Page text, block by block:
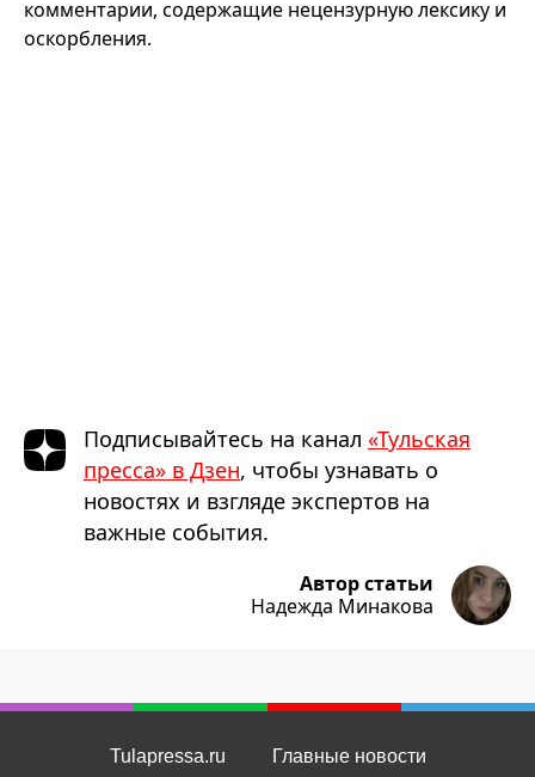
комментарии, содержащие нецензурную лексику и
оскорбления.
Подписывайтесь на канал «Тульская
пресса» в Дзен, чтобы узнавать о
новостях и взгляде экспертов на
важные события.
Автор статьи
Надежда Минакова
Tulapressa.ru
Главные новости